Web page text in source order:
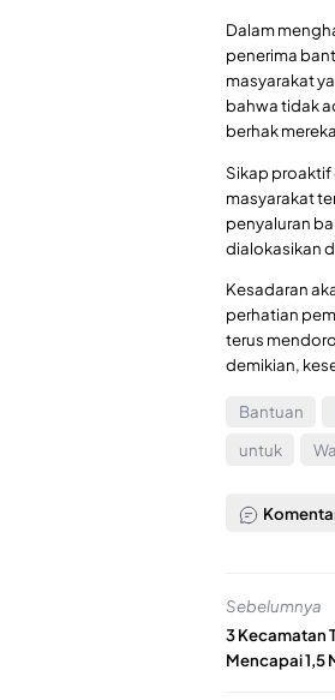
Dalam
penerima
masyarakat
bahwa tidak
berhak
Sikap proaktif
masyarakat
penyaluran
dialokasikan
Kesadaran
perhatian
terus
demikian,
Bantuan
untuk
Sebelumnya
3 Kecamatan
Mencapai 1,5